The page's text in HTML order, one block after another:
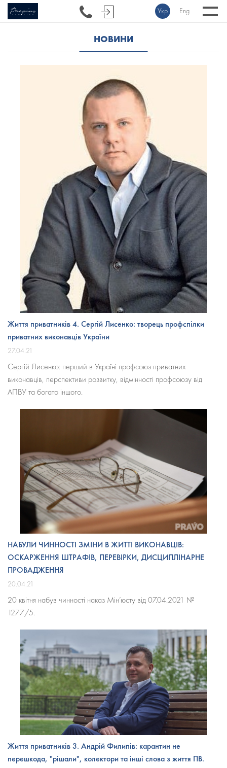
Укр Eng
НОВИНИ
Життя приватників 4. Сергій Лисенко: творець профспілки
приватних виконавців України
27.04.21
Сергій Лисенко: перший в Україні профсоюз приватних
виконавців, перспективи розвитку, відмінності профсоюзу від
АПВУ та богато іншого.
НАБУЛИ ЧИННОСТІ ЗМІНИ В ЖИТТІ ВИКОНАВЦІВ:
ОСКАРЖЕННЯ ШТРАФІВ, ПЕРЕВІРКИ, ДИСЦИПЛІНАРНЕ
ПРОВАДЖЕННЯ
20.04.21
20 квітня набув чинності наказ Мін’юсту від 07.04.2021 №
1277/5.
Життя приватників 3. Андрій Филипів: карантин не
перешкода, "рішали", колектори та інші слова з життя ПВ.